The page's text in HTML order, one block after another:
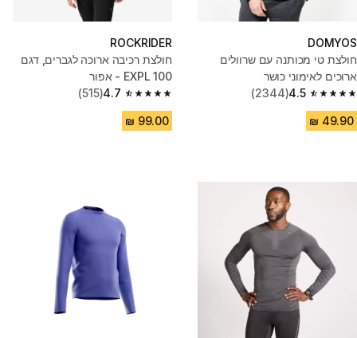
DOMYOS
חולצת טי מכותנה עם שרוולים
ארוכים לאימוני כושר
4.5
4.5 out of 5 stars from 2344 reviews
(2344)
ROCKRIDER
חולצת רכיבה ארוכה לגברים, דגם
EXPL 100 - אפור
4.7
4.7 out of 5 stars from 515 reviews
(515)